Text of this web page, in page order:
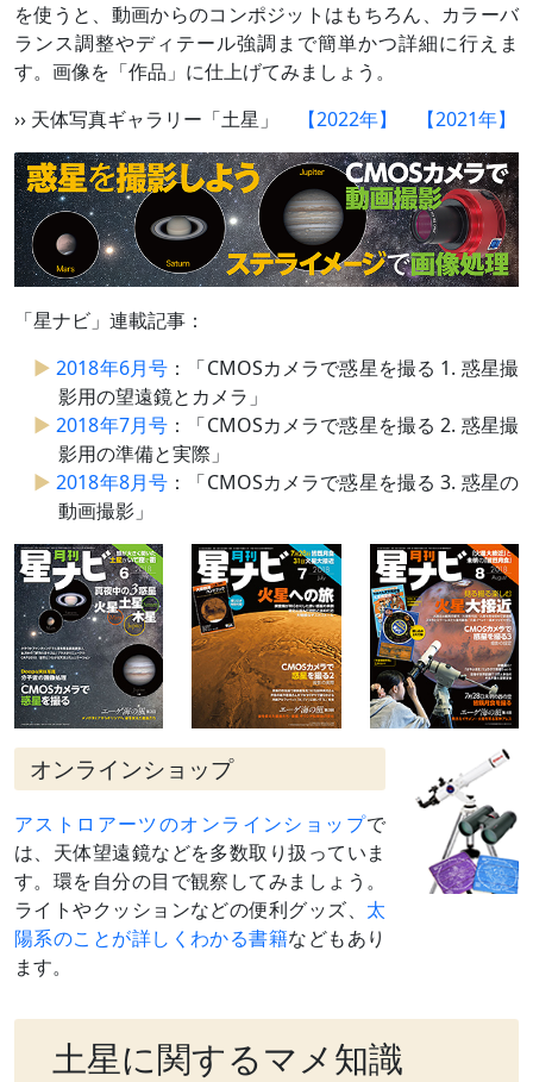
を使うと、動画からのコンポジットはもちろん、カラーバ
ランス調整やディテール強調まで簡単かつ詳細に行えま
す。画像を「作品」に仕上げてみましょう。
›› 天体写真ギャラリー「土星」
【2022年】 【2021年】
「星ナビ」連載記事：
2018年6月号 ：「CMOSカメラで惑星を撮る 1. 惑星撮
影用の望遠鏡とカメラ」
2018年7月号 ：「CMOSカメラで惑星を撮る 2. 惑星撮
影用の準備と実際」
2018年8月号 ：「CMOSカメラで惑星を撮る 3. 惑星の
動画撮影」
オンラインショップ
アストロアーツのオンラインショップで
は、天体望遠鏡などを多数取り扱っていま
す。環を自分の目で観察してみましょう。
ライトやクッションなどの便利グッズ、 太
陽系のことが詳しくわかる書籍などもあり
ます。
土星に関するマメ知識